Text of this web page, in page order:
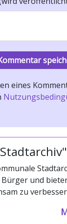
eines
und
zu